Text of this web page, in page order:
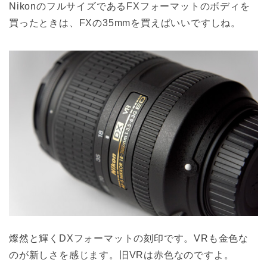
NikonのフルサイズであるFXフォーマットのボディを
買ったときは、FXの35mmを買えばいいですしね。
燦然と輝くDXフォーマットの刻印です。VRも金色な
のが新しさを感じます。旧VRは赤色なのですよ。